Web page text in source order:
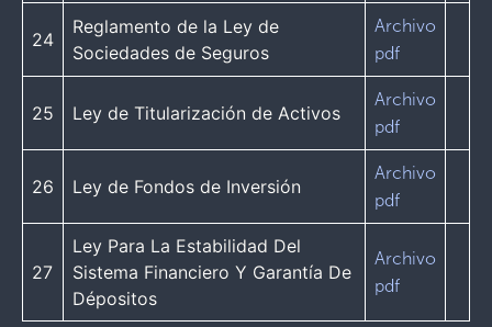
24
Reglamento de la Ley de
Sociedades de Seguros
Archivo
pdf
25 Ley de Titularización de Activos
Archivo
pdf
26 Ley de Fondos de Inversión
Archivo
pdf
27
Ley Para La Estabilidad Del
Sistema Financiero Y Garantía De
Dépositos
Archivo
pdf